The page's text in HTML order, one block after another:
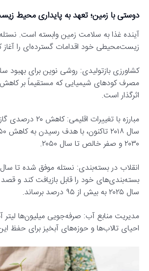
دوستی با زمین؛ تعهد به پایداری محیط
آینده غذا به سلامت زمین وابسته است.
زیست‌محیطی خود اقدامات گسترده‌ای را
کشاورزی بازتولیدی: روشی نوین برای
مصرف کودهای شیمیایی که مستقیماً بر کاهش
اثرگذار است.
مبارزه با تغییرات
۲۰۳۰ و صفر خالص تا سال ۲۰۵۰.
بسته‌بندی‌های خود را قابل بازیافت کند و قصد
سال ۲۰۲۵ به بیش از ۹۵ درصد برساند.
مدیریت منابع آب: صرفه‌جویی میلیون‌ها لیتر
احیای تالاب‌ها و حوزه‌های آبخیز برای حفظ